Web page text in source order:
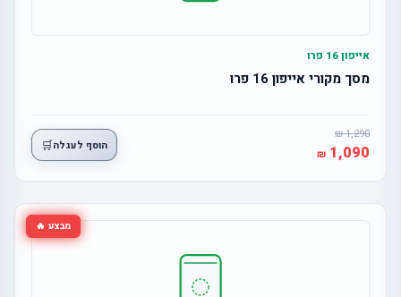
אייפון 16 פרו
מסך מקורי אייפון 16 פרו
1,290
1,090 הוסף לעגלה🛒
מבצע 🔥